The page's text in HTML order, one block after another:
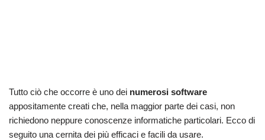
Tutto ciò che occorre è uno dei numerosi software
appositamente creati che, nella maggior parte dei casi, non
richiedono neppure conoscenze informatiche particolari. Ecco di
seguito una cernita dei più efficaci e facili da usare.